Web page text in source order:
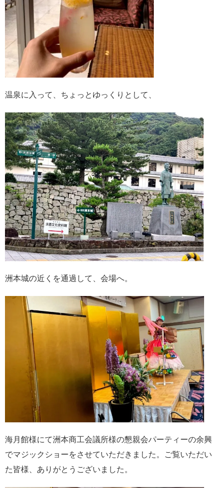
温泉に入って、ちょっとゆっくりとして、
洲本城の近くを通過して、会場へ。
海月館様にて洲本商工会議所様の懇親会パーティーの余興
でマジックショーをさせていただきました。ご覧いただい
た皆様、ありがとうございました。